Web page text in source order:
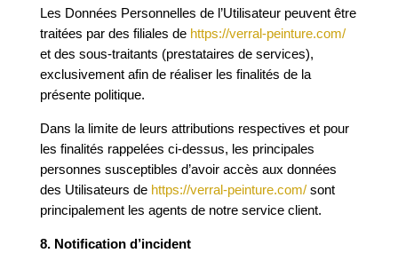
Les Données Personnelles de l’Utilisateur peuvent être
traitées par des filiales de https://verral-peinture.com/
et des sous-traitants (prestataires de services),
exclusivement afin de réaliser les finalités de la
présente politique.
Dans la limite de leurs attributions respectives et pour
les finalités rappelées ci-dessus, les principales
personnes susceptibles d’avoir accès aux données
des Utilisateurs de https://verral-peinture.com/sont
principalement les agents de notre service client.
8. Notification d’incident